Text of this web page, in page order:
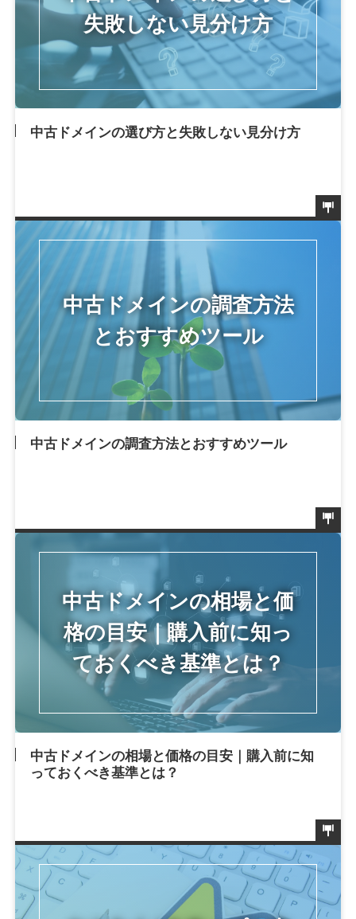
中古ドメインの選び方と失敗しない見分け方
中古ドメインの調査方法とおすすめツール
中古ドメインの相場と価格の目安｜購入前に知
っておくべき基準とは？